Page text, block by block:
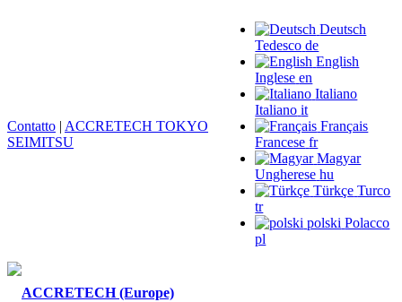
Deutsch
Tedesco de
English
Inglese en
Italiano
Italiano it
Français
Francese fr
Magyar
Ungherese hu
Türkçe Turco
tr
polski Polacco
pl
Contatto | ACCRETECH TOKYO
SEIMITSU